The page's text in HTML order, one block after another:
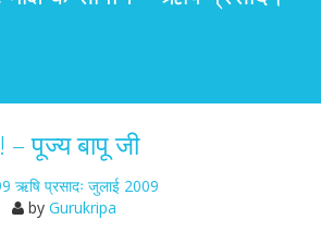
– पूज्य बापू जी
ऋषि प्रसादः जुलाई 2009
by Gurukripa